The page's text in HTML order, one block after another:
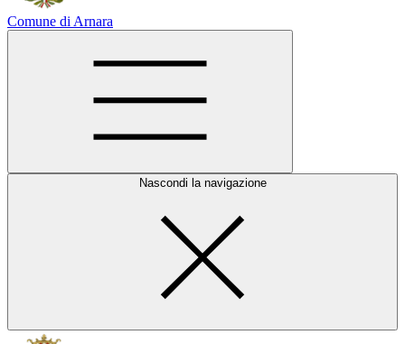
Comune di Arnara
Nascondi la navigazione